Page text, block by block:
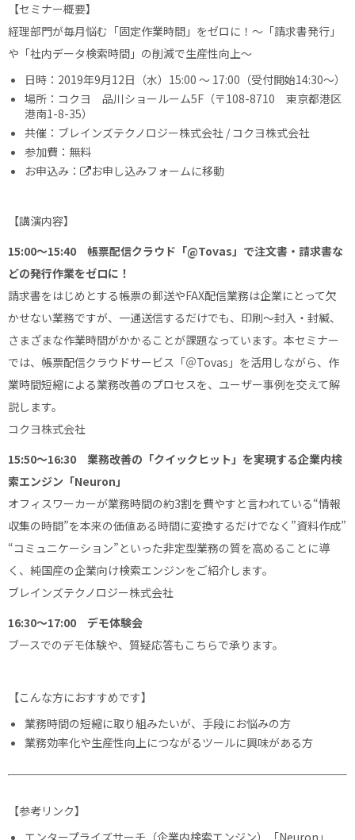
【セミナー概要】
経理部門が毎月悩む「固定作業時間」をゼロに！～「請求書発行」
や「社内データ検索時間」の削減で生産性向上～
日時：2019年9月12日（水）15:00 ～ 17:00（受付開始14:30〜）
場所：コクヨ 品川ショールーム5F（〒108-8710 東京都港区
港南1-8-35）
共催：ブレインズテクノロジー株式会社 / コクヨ株式会社
参加費：無料
お申込み：
お申し込みフォームに移動
【講演内容】
15:00～15:40 帳票配信クラウド「@Tovas」で注文書・請求書な
どの発行作業をゼロに！
請求書をはじめとする帳票の郵送やFAX配信業務は企業にとって欠
かせない業務ですが、一通送信するだけでも、印刷～封入・封緘、
さまざまな作業時間がかかることが課題なっています。本セミナー
では、帳票配信クラウドサービス「＠Tovas」を活用しながら、作
業時間短縮による業務改善のプロセスを、ユーザー事例を交えて解
説します。
コクヨ株式会社
15:50～16:30 業務改善の「クイックヒット」を実現する企業内検
索エンジン「Neuron」
オフィスワーカーが業務時間の約3割を費やすと言われている“情報
収集の時間”を本来の価値ある時間に変換するだけでなく”資料作成”
“コミュニケーション”といった非定型業務の質を高めることに導
く、純国産の企業向け検索エンジンをご紹介します。
ブレインズテクノロジー株式会社
16:30～17:00 デモ体験会
ブースでのデモ体験や、質疑応答もこちらで承ります。
【こんな方におすすめです】
業務時間の短縮に取り組みたいが、手段にお悩みの方
業務効率化や生産性向上につながるツールに興味がある方
【参考リンク】